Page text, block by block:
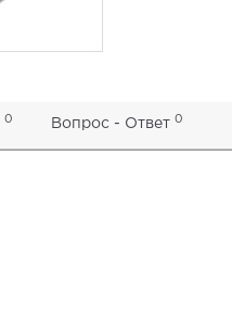
0 Вопрос - Ответ 0